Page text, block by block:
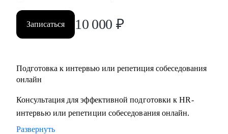
Записаться 10 000 ₽
Подготовка к интервью или репетиция собеседования
онлайн
Консультация для эффективной подготовки к HR-
интервью или репетиции собеседования онлайн.
Развернуть